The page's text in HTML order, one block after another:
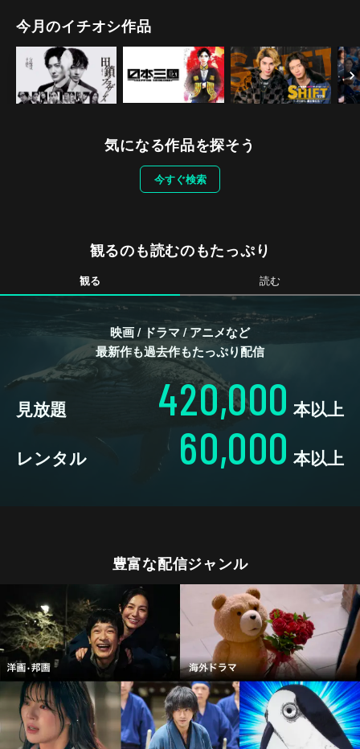
今月のイチオシ作品
気になる作品を探そう
今すぐ検索
観るのも読むのもたっぷり
観る 読む
映画 / ドラマ / アニメなど
最新作も過去作もたっぷり配信
見放題 420,000 本以上
レンタル 60,000 本以上
豊富な配信ジャンル